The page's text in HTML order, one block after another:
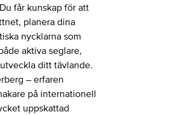
får kunskap för att
planera dina
nycklarna som
aktiva seglare,
ditt tävlande.
– erfaren
på internationell
uppskattad